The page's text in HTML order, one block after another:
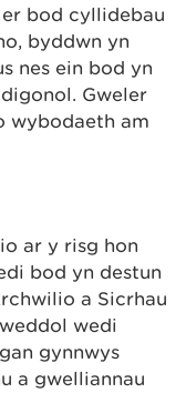
bod cyllidebau
byddwn yn
nes ein bod yn
Gweler
wybodaeth am
ar y risg hon
bod yn destun
a Sicrhau
wedi
gynnwys
a gwelliannau